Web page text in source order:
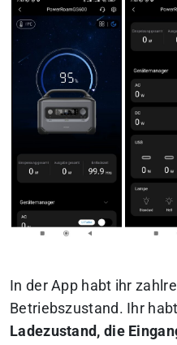
In der App habt ihr
Betriebszustand. Ihr
Ladezustand, die